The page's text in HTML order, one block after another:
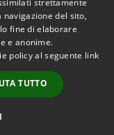
© 2026 • Comune di
Bellino • Powered by
•
Accesso
redazione
strettamente
del sito,
fine di elaborare
e anonime.
policy al seguente link
TUTTO